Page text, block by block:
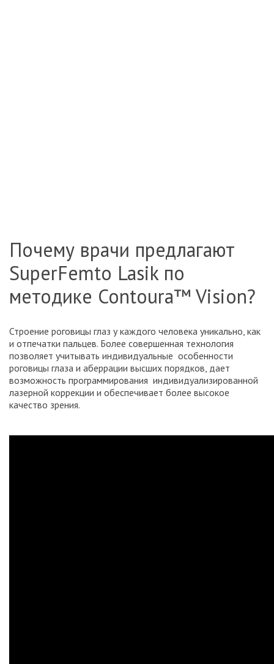
Почему врачи предлагают
SuperFemto Lasik по
методике Contoura™ Vision?
Строение роговицы глаз у каждого человека уникально, как
и отпечатки пальцев. Более совершенная технология
позволяет учитывать индивидуальные особенности
роговицы глаза и аберрации высших порядков, дает
возможность программирования индивидуализированной
лазерной коррекции и обеспечивает более высокое
качество зрения.